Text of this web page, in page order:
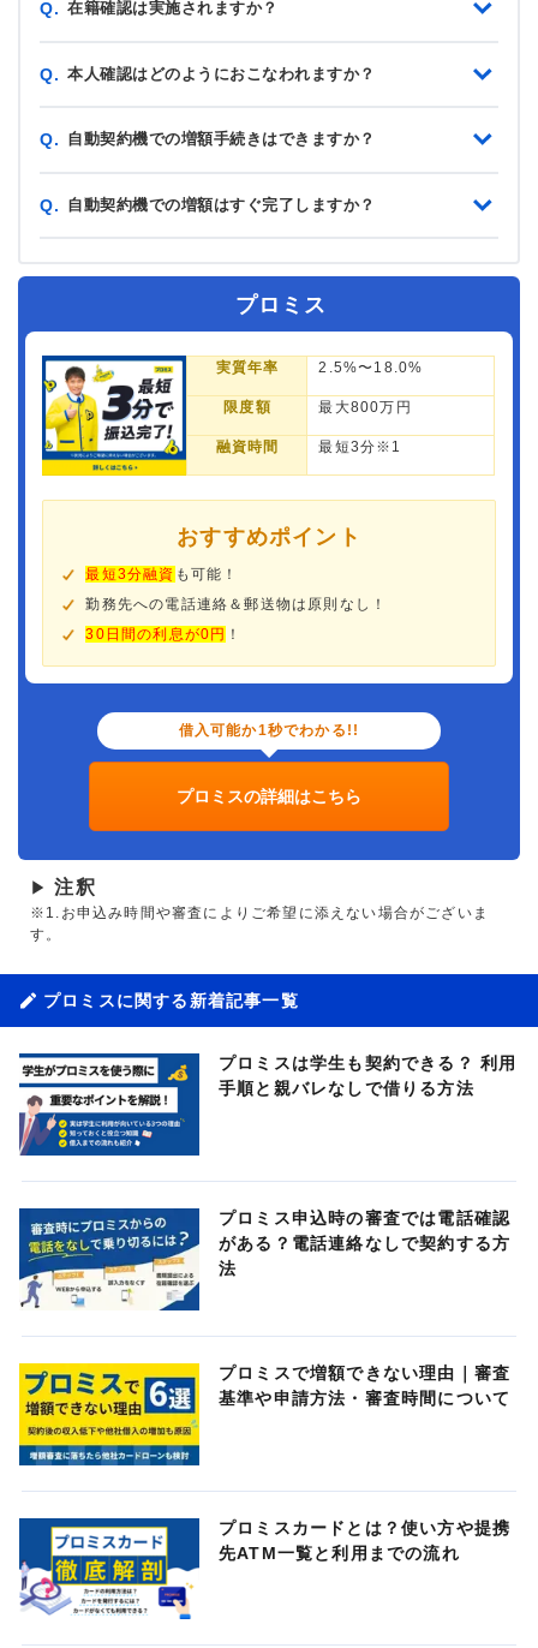
Q. 在籍確認は実施されますか？
Q. 本人確認はどのようにおこなわれますか？
Q. 自動契約機での増額手続きはできますか？
Q. 自動契約機での増額はすぐ完了しますか？
プロミス
実質年率 2.5%〜18.0%
限度額 最大800万円
融資時間 最短3分※1
おすすめポイント
最短3分融資 も可能！
勤務先への電話連絡＆郵送物は原則なし！
30日間の利息が0円 ！
借入可能か1秒でわかる!!
プロミスの詳細はこちら
▶ 注釈
※1.お申込み時間や審査によりご希望に添えない場合がございま
す。
プロミスに関する新着記事一覧
プロミスは学生も契約できる？ 利用
手順と親バレなしで借りる方法
プロミス申込時の審査では電話確認
がある？電話連絡なしで契約する方
法
プロミスで増額できない理由｜審査
基準や申請方法・審査時間について
プロミスカードとは？使い方や提携
先ATM一覧と利用までの流れ